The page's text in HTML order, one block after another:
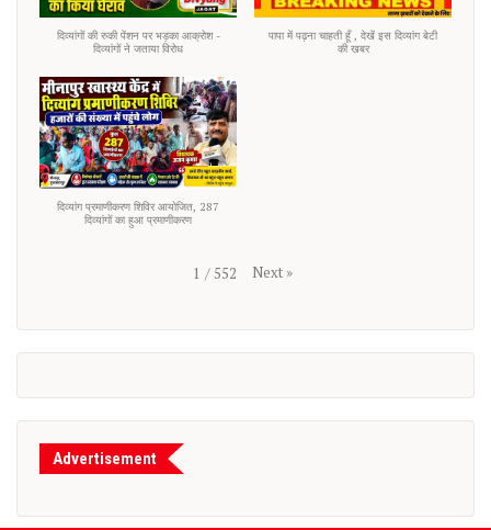
दिव्यांगों की रुकी पेंशन पर भड़का आक्रोश -
दिव्यांगों ने जताया विरोध
पापा में पढ़ना चाहती हूँ , देखें इस दिव्यांग बेटी
की खबर
दिव्यांग प्रमाणीकरण शिविर आयोजित, 287
दिव्यांगों का हुआ प्रमाणीकरण
1 / 552 Next »
Advertisement